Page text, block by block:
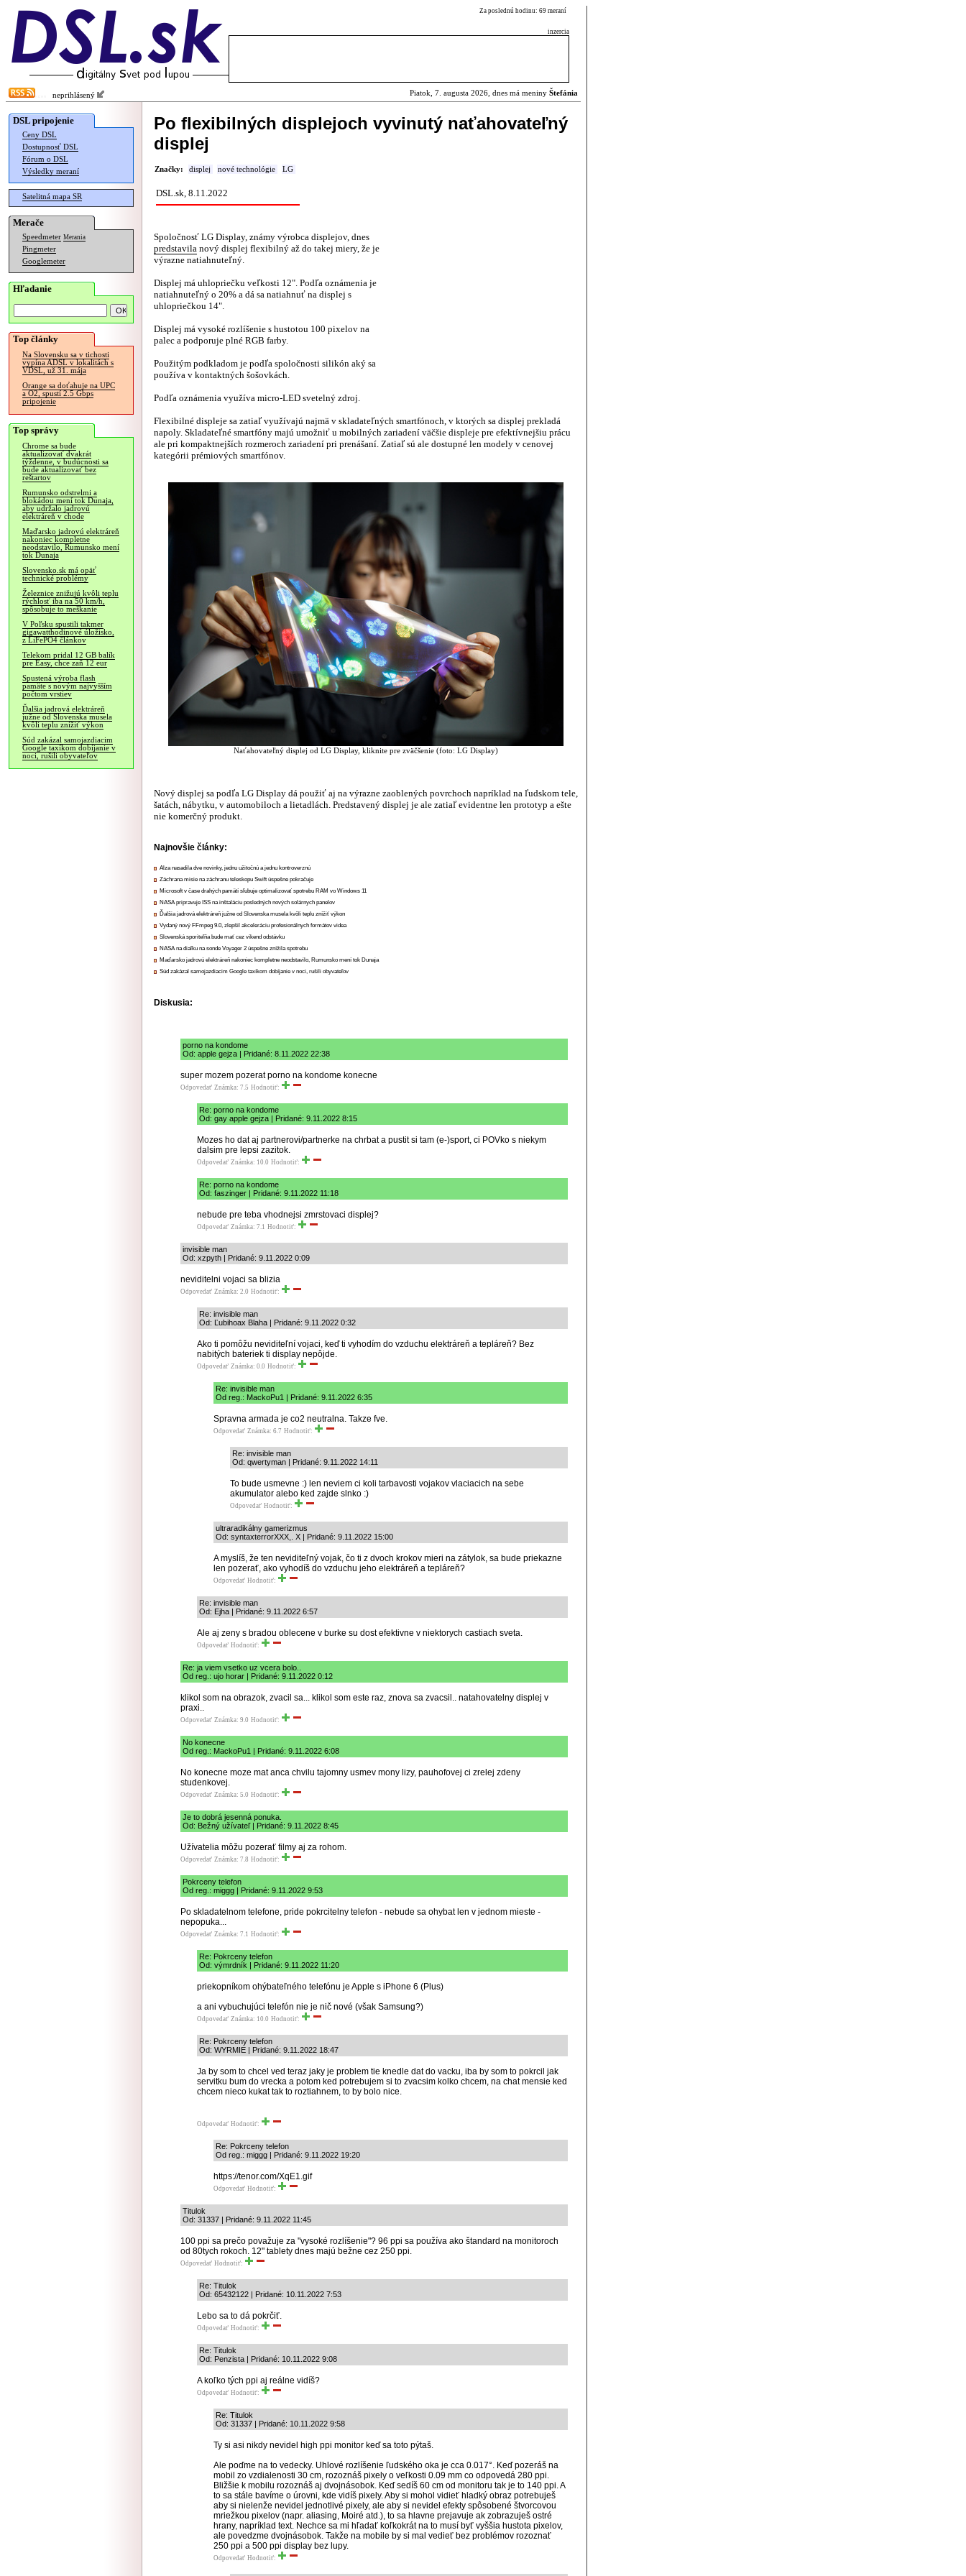
Za poslednú hodinu: 69 meraní
inzercia
neprihlásený Piatok, 7. augusta 2026, dnes má meniny Štefánia
DSL pripojenie
Ceny DSL
Dostupnosť DSL
Fórum o DSL
Výsledky meraní
Satelitná mapa SR
Merače
Speedmeter Merania
Pingmeter
Googlemeter
Hľadanie
Top články
Na Slovensku sa v tichosti
vypína ADSL v lokalitách s
VDSL, už 31. mája
Orange sa doťahuje na UPC
a O2, spustí 2.5 Gbps
pripojenie
Top správy
Chrome sa bude
aktualizovať dvakrát
týždenne, v budúcnosti sa
bude aktualizovať bez
reštartov
Rumunsko odstrelmi a
blokádou mení tok Dunaja,
aby udržalo jadrovú
elektráreň v chode
Maďarsko jadrovú elektráreň
nakoniec kompletne
neodstavilo, Rumunsko mení
tok Dunaja
Slovensko.sk má opäť
technické problémy
Železnice znižujú kvôli teplu
rýchlosť iba na 50 km/h,
spôsobuje to meškanie
V Poľsku spustili takmer
gigawatthodinové úložisko,
z LiFePO4 článkov
Telekom pridal 12 GB balík
pre Easy, chce zaň 12 eur
Spustená výroba flash
pamäte s novým najvyšším
počtom vrstiev
Ďalšia jadrová elektráreň
južne od Slovenska musela
kvôli teplu znížiť výkon
Súd zakázal samojazdiacim
Google taxíkom dobíjanie v
noci, rušili obyvateľov
Po flexibilných displejoch vyvinutý naťahovateľný
displej
Značky: displej nové technológie LG
DSL.sk, 8.11.2022
Spoločnosť LG Display, známy výrobca displejov, dnes
predstavila nový displej flexibilný až do takej miery, že je
výrazne natiahnuteľný.
Displej má uhlopriečku veľkosti 12". Podľa oznámenia je
natiahnuteľný o 20% a dá sa natiahnuť na displej s
uhlopriečkou 14".
Displej má vysoké rozlíšenie s hustotou 100 pixelov na
palec a podporuje plné RGB farby.
Použitým podkladom je podľa spoločnosti silikón aký sa
používa v kontaktných šošovkách.
Podľa oznámenia využíva micro-LED svetelný zdroj.
Flexibilné displeje sa zatiaľ využívajú najmä v skladateľných smartfónoch, v ktorých sa displej prekladá
napoly. Skladateľné smartfóny majú umožniť u mobilných zariadení väčšie displeje pre efektívnejšiu prácu
ale pri kompaktnejších rozmeroch zariadení pri prenášaní. Zatiaľ sú ale dostupné len modely v cenovej
kategórii prémiových smartfónov.
Naťahovateľný displej od LG Display, kliknite pre zväčšenie (foto: LG Display)
Nový displej sa podľa LG Display dá použiť aj na výrazne zaoblených povrchoch napríklad na ľudskom tele,
šatách, nábytku, v automobiloch a lietadlách. Predstavený displej je ale zatiaľ evidentne len prototyp a ešte
nie komerčný produkt.
Najnovšie články:
Alza nasadila dve novinky, jednu užitočnú a jednu kontroverznú
Záchrana misie na záchranu teleskopu Swift úspešne pokračuje
Microsoft v čase drahých pamätí sľubuje optimalizovať spotrebu RAM vo Windows 11
NASA pripravuje ISS na inštaláciu posledných nových solárnych panelov
Ďalšia jadrová elektráreň južne od Slovenska musela kvôli teplu znížiť výkon
Vydaný nový FFmpeg 9.0, zlepšil akceleráciu profesionálnych formátov videa
Slovenská sporiteľňa bude mať cez víkend odstávku
NASA na diaľku na sonde Voyager 2 úspešne znížila spotrebu
Maďarsko jadrovú elektráreň nakoniec kompletne neodstavilo, Rumunsko mení tok Dunaja
Súd zakázal samojazdiacim Google taxíkom dobíjanie v noci, rušili obyvateľov
Diskusia:
porno na kondome
Od: apple gejza | Pridané: 8.11.2022 22:38
super mozem pozerat porno na kondome konecne
Odpovedať Známka: 7.5 Hodnotiť:
Re: porno na kondome
Od: gay apple gejza | Pridané: 9.11.2022 8:15
Mozes ho dat aj partnerovi/partnerke na chrbat a pustit si tam (e-)sport, ci POVko s niekym
dalsim pre lepsi zazitok.
Odpovedať Známka: 10.0 Hodnotiť:
Re: porno na kondome
Od: faszinger | Pridané: 9.11.2022 11:18
nebude pre teba vhodnejsi zmrstovaci displej?
Odpovedať Známka: 7.1 Hodnotiť:
invisible man
Od: xzpyth | Pridané: 9.11.2022 0:09
neviditelni vojaci sa blizia
Odpovedať Známka: 2.0 Hodnotiť:
Re: invisible man
Od: Ľubihoax Blaha | Pridané: 9.11.2022 0:32
Ako ti pomôžu neviditeľní vojaci, keď ti vyhodím do vzduchu elektráreň a tepláreň? Bez
nabitých bateriek ti display nepôjde.
Odpovedať Známka: 0.0 Hodnotiť:
Re: invisible man
Od reg.: MackoPu1 | Pridané: 9.11.2022 6:35
Spravna armada je co2 neutralna. Takze fve.
Odpovedať Známka: 6.7 Hodnotiť:
Re: invisible man
Od: qwertyman | Pridané: 9.11.2022 14:11
To bude usmevne :) len neviem ci koli tarbavosti vojakov vlaciacich na sebe
akumulator alebo ked zajde slnko :)
Odpovedať Hodnotiť:
ultraradikálny gamerizmus
Od: syntaxterrorXXX,. X | Pridané: 9.11.2022 15:00
A myslíš, že ten neviditeľný vojak, čo ti z dvoch krokov mieri na zátylok, sa bude priekazne
len pozerať, ako vyhodíš do vzduchu jeho elektráreň a tepláreň?
Odpovedať Hodnotiť:
Re: invisible man
Od: Ejha | Pridané: 9.11.2022 6:57
Ale aj zeny s bradou oblecene v burke su dost efektivne v niektorych castiach sveta.
Odpovedať Hodnotiť:
Re: ja viem vsetko uz vcera bolo..
Od reg.: ujo horar | Pridané: 9.11.2022 0:12
klikol som na obrazok, zvacil sa... klikol som este raz, znova sa zvacsil.. natahovatelny displej v
praxi..
Odpovedať Známka: 9.0 Hodnotiť:
No konecne
Od reg.: MackoPu1 | Pridané: 9.11.2022 6:08
No konecne moze mat anca chvilu tajomny usmev mony lizy, pauhofovej ci zrelej zdeny
studenkovej.
Odpovedať Známka: 5.0 Hodnotiť:
Je to dobrá jesenná ponuka.
Od: Bežný užívateľ | Pridané: 9.11.2022 8:45
Užívatelia môžu pozerať filmy aj za rohom.
Odpovedať Známka: 7.8 Hodnotiť:
Pokrceny telefon
Od reg.: miggg | Pridané: 9.11.2022 9:53
Po skladatelnom telefone, pride pokrcitelny telefon - nebude sa ohybat len v jednom mieste -
nepopuka...
Odpovedať Známka: 7.1 Hodnotiť:
Re: Pokrceny telefon
Od: výmrdník | Pridané: 9.11.2022 11:20
priekopníkom ohýbateľného telefónu je Apple s iPhone 6 (Plus)
a ani vybuchujúci telefón nie je nič nové (však Samsung?)
Odpovedať Známka: 10.0 Hodnotiť:
Re: Pokrceny telefon
Od: WYRMIE | Pridané: 9.11.2022 18:47
Ja by som to chcel ved teraz jaky je problem tie knedle dat do vacku, iba by som to pokrcil jak
servitku bum do vrecka a potom ked potrebujem si to zvacsim kolko chcem, na chat mensie ked
chcem nieco kukat tak to roztiahnem, to by bolo nice.
Odpovedať Hodnotiť:
Re: Pokrceny telefon
Od reg.: miggg | Pridané: 9.11.2022 19:20
https://tenor.com/XqE1.gif
Odpovedať Hodnotiť:
Titulok
Od: 31337 | Pridané: 9.11.2022 11:45
100 ppi sa prečo považuje za "vysoké rozlíšenie"? 96 ppi sa používa ako štandard na monitoroch
od 80tych rokoch. 12" tablety dnes majú bežne cez 250 ppi.
Odpovedať Hodnotiť:
Re: Titulok
Od: 65432122 | Pridané: 10.11.2022 7:53
Lebo sa to dá pokrčiť.
Odpovedať Hodnotiť:
Re: Titulok
Od: Penzista | Pridané: 10.11.2022 9:08
A koľko tých ppi aj reálne vidíš?
Odpovedať Hodnotiť:
Re: Titulok
Od: 31337 | Pridané: 10.11.2022 9:58
Ty si asi nikdy nevidel high ppi monitor keď sa toto pýtaš.
Ale poďme na to vedecky. Uhlové rozlíšenie ľudského oka je cca 0.017°. Keď pozeráš na
mobil zo vzdialenosti 30 cm, rozoznáš pixely o veľkosti 0.09 mm co odpovedá 280 ppi.
Bližšie k mobilu rozoznáš aj dvojnásobok. Keď sedíš 60 cm od monitoru tak je to 140 ppi. A
to sa stále bavíme o úrovni, kde vidíš pixely. Aby si mohol vidieť hladký obraz potrebuješ
aby si nielenže nevidel jednotlivé pixely, ale aby si nevidel efekty spôsobené štvorcovou
mriežkou pixelov (napr. aliasing, Moiré atd.), to sa hlavne prejavuje ak zobrazuješ ostré
hrany, napríklad text. Nechce sa mi hľadať koľkokrát na to musí byť vyššia hustota pixelov,
ale povedzme dvojnásobok. Takže na mobile by si mal vedieť bez problémov rozoznať
250 ppi a 500 ppi display bez lupy.
Odpovedať Hodnotiť: